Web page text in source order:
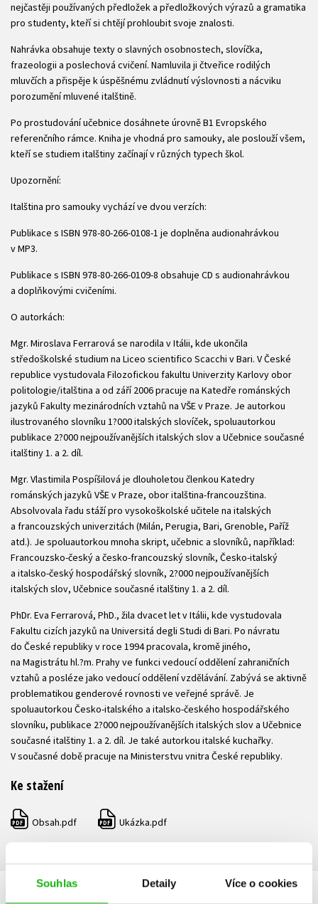
Souhlas Detaily Více o cookies
nejčastěji používaných předložek a předložkových výrazů a gramatika
pro studenty, kteří si chtějí prohloubit svoje znalosti.
Nahrávka obsahuje texty o slavných osobnostech, slovíčka,
frazeologii a poslechová cvičení. Namluvila ji čtveřice rodilých
mluvčích a přispěje k úspěšnému zvládnutí výslovnosti a nácviku
porozumění mluvené italštině.
Po prostudování učebnice dosáhnete úrovně B1 Evropského
referenčního rámce. Kniha je vhodná pro samouky, ale poslouží všem,
kteří se studiem italštiny začínají v různých typech škol.
Upozornění:
Italština pro samouky vychází ve dvou verzích:
Publikace s ISBN 978-80-266-0108-1 je doplněna audionahrávkou
v MP3.
Publikace s ISBN 978-80-266-0109-8 obsahuje CD s audionahrávkou
a doplňkovými cvičeními.
O autorkách:
Mgr. Miroslava Ferrarová se narodila v Itálii, kde ukončila
středoškolské studium na Liceo scientifico Scacchi v Bari. V České
republice vystudovala Filozofickou fakultu Univerzity Karlovy obor
politologie/italština a od září 2006 pracuje na Katedře románských
jazyků Fakulty mezinárodních vztahů na VŠE v Praze. Je autorkou
ilustrovaného slovníku 1?000 italských slovíček, spoluautorkou
publikace 2?000 nejpoužívanějších italských slov a Učebnice současné
italštiny 1. a 2. díl.
Mgr. Vlastimila Pospíšilová je dlouholetou členkou Katedry
románských jazyků VŠE v Praze, obor italština-francouzština.
Absolvovala řadu stáží pro vysokoškolské učitele na italských
a francouzských univerzitách (Milán, Perugia, Bari, Grenoble, Paříž
atd.). Je spoluautorkou mnoha skript, učebnic a slovníků, například:
Francouzsko-český a česko-francouzský slovník, Česko-italský
a italsko-český hospodářský slovník, 2?000 nejpoužívanějších
italských slov, Učebnice současné italštiny 1. a 2. díl.
PhDr. Eva Ferrarová, PhD., žila dvacet let v Itálii, kde vystudovala
Fakultu cizích jazyků na Universitá degli Studi di Bari. Po návratu
do České republiky v roce 1994 pracovala, kromě jiného,
na Magistrátu hl.?m. Prahy ve funkci vedoucí oddělení zahraničních
vztahů a posléze jako vedoucí oddělení vzdělávání. Zabývá se aktivně
problematikou genderové rovnosti ve veřejné správě. Je
spoluautorkou Česko-italského a italsko-českého hospodářského
slovníku, publikace 2?000 nejpoužívanějších italských slov a Učebnice
současné italštiny 1. a 2. díl. Je také autorkou italské kuchařky.
V současné době pracuje na Ministerstvu vnitra České republiky.
Ke stažení
PDF Obsah.pdf PDF Ukázka.pdf